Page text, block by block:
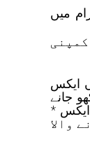
میں
کمپنی
ہوں - یہاں ایکس
جانے
ہے ایکس *
والا